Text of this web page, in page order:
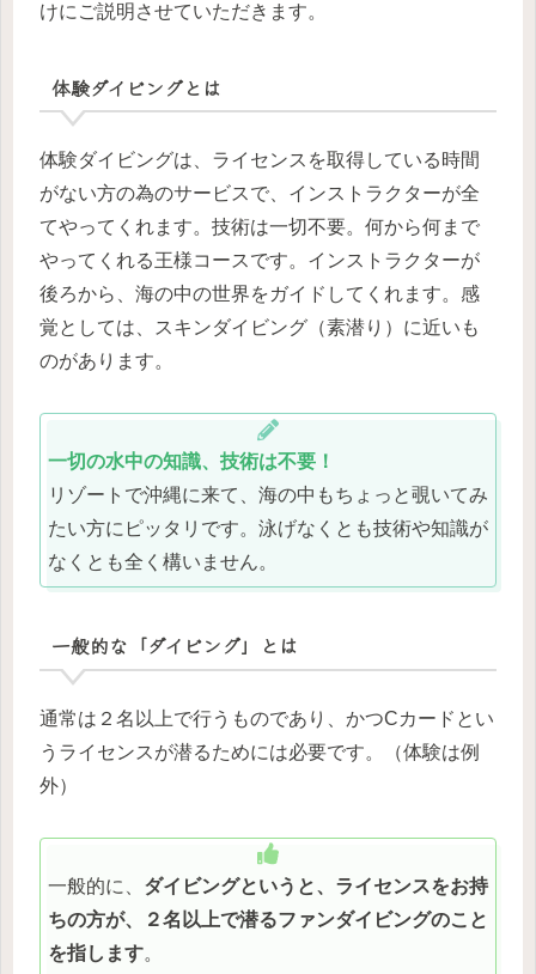
けにご説明させていただきます。
体験ダイビングとは
体験ダイビングは、ライセンスを取得している時間
がない方の為のサービスで、インストラクターが全
てやってくれます。技術は一切不要。何から何まで
やってくれる王様コースです。インストラクターが
後ろから、海の中の世界をガイドしてくれます。感
覚としては、スキンダイビング（素潜り）に近いも
のがあります。
一切の水中の知識、技術は不要！
リゾートで沖縄に来て、海の中もちょっと覗いてみ
たい方にピッタリです。泳げなくとも技術や知識が
なくとも全く構いません。
一般的な「ダイビング」とは
通常は２名以上で行うものであり、かつCカードとい
うライセンスが潜るためには必要です。（体験は例
外）
一般的に、 ダイビングというと、ライセンスをお持
ちの方が、２名以上で潜るファンダイビングのこと
を指します。